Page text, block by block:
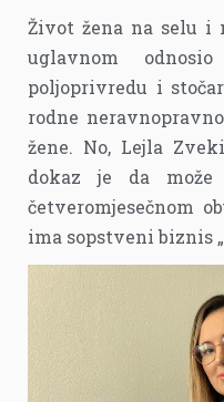
Život žena na selu i
uglavnom
poljoprivredu i
rodne
žene. No, Lejla
dokaz je da može
četveromjesečnom
ima sopstveni biznis